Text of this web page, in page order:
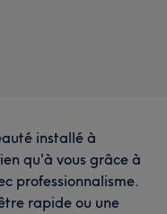
installé à
qu'à vous grâce à
professionnalisme.
rapide ou une